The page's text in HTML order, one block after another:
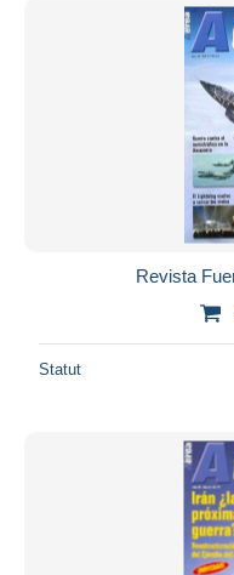
Revista
Statut